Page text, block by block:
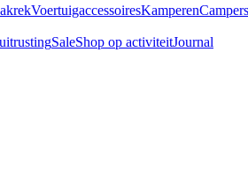
VoertuigaccessoiresKamperenCampers
SaleShop op activiteitJournal